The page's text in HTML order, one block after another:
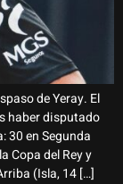
de Yeray. El
haber disputado
30 en Segunda
Copa del Rey y
(Isla, 14 […]